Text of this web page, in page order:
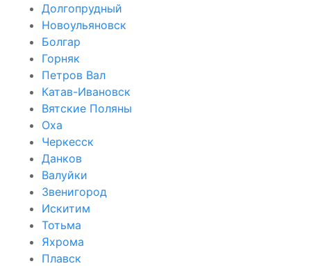
Долгопрудный
Новоульяновск
Болгар
Горняк
Петров Вал
Катав-Ивановск
Вятские Поляны
Оха
Черкесск
Данков
Валуйки
Звенигород
Искитим
Тотьма
Яхрома
Плавск